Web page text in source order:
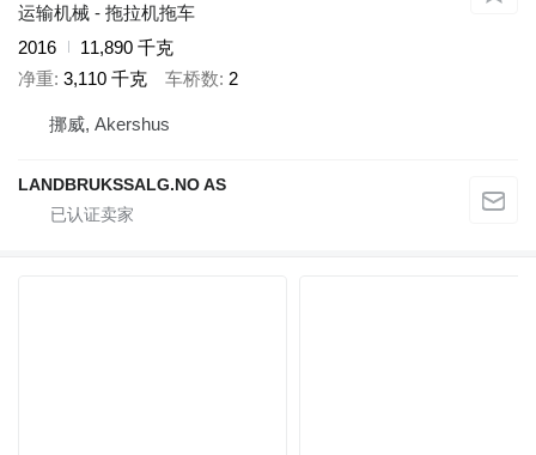
运输机械 - 拖拉机拖车
2016
11,890 千克
净重 3,110 千克 车桥数 2
挪威, Akershus
LANDBRUKSSALG.NO AS